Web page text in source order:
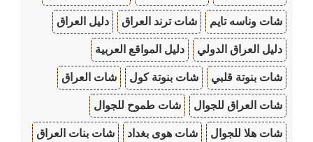
شات وناسه تايم شات ترند العراق دليل العراق
دليل العراق الدولي دليل المواقع العربية
شات بنوتة قلبي شات بنوتة كول شات العراق
شات العراق للجوال شات طموح للجوال
شات هلا للجوال شات هوى بغداد شات بنات العراق